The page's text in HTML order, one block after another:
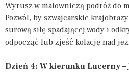
Wyrusz w malowniczą podróż do
Pozwól, by szwajcarskie
surową siłę spadającej wody i
odpocząć lub zjeść kolację nad
Dzień 4: W kierunku Lucerny